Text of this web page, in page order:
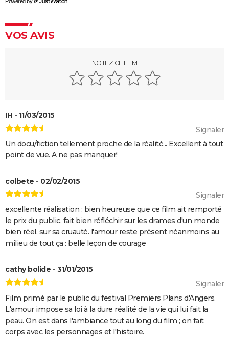
streaming, bande-annonce...
Rocky
La chambre d'à côté : faut-il voir le dernier Pedro
Le Comte de Monte-Cristo : le film avec Pierre Niney
Juré n°2 : s'agit-il (véritablement) du dernier film de
Clint Eastwood ?
Le Parrain
Il était une fois en Amérique
Nomadland : synopsis, casting, Oscars, photos,
streaming, avis...
Sound of Metal
Slalom
Oh Canada : que vaut le film avec Richard Gere et
VOS AVIS
NOTEZ CE FILM
IH - 11/03/2015
Signaler
Un docu/fiction tellement proche de la réalité... Excellent à tout
point de vue. A ne pas manquer!
colbete - 02/02/2015
Signaler
excellente réalisation : bien heureuse que ce film ait remporté
le prix du public. fait bien réfléchir sur les drames d'un monde
bien réel, sur sa cruauté. l'amour reste présent néanmoins au
milieu de tout ça : belle leçon de courage
cathy bolide - 31/01/2015
Signaler
Film primé par le public du festival Premiers Plans d'Angers.
L'amour impose sa loi à la dure réalité de la vie qui lui fait la
peau. On est dans l'ambiance tout au long du film ; on fait
corps avec les personnages et l'histoire.